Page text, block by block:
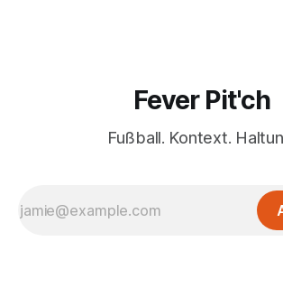
Fever Pit'ch
Fußball. Kontext.